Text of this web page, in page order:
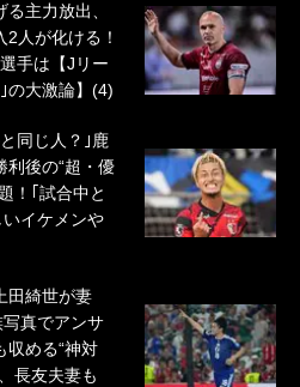
主力放出、
人が化ける！
手は【Jリー
の大激論】(4)
同じ人？｣鹿
利後の“超・優
！｢試合中と
イケメンや
田綺世が妻
写真でアンサ
収める“神対
長友夫妻も